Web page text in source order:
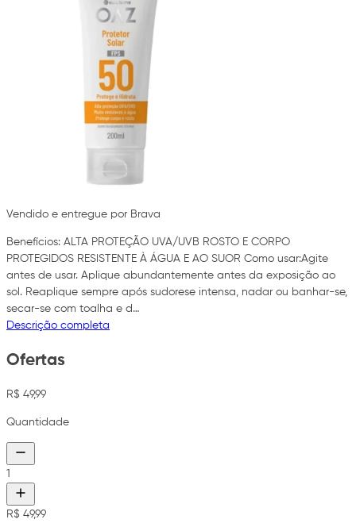
Vendido e entregue por Brava
Benefícios: ALTA PROTEÇÃO UVA/UVB ROSTO E CORPO
PROTEGIDOS RESISTENTE À ÁGUA E AO SUOR Como usar:Agite
antes de usar. Aplique abundantemente antes da exposição ao
sol. Reaplique sempre após sudorese intensa, nadar ou banhar-se,
secar-se com toalha e d…
Descrição completa
Ofertas
R$ 49,99
Quantidade
1
R$ 49,99